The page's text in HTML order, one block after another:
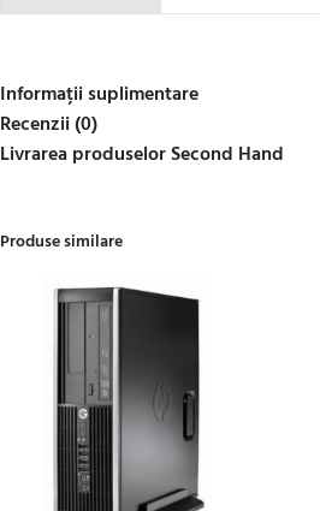
Informații suplimentare
Recenzii (0)
Livrarea produselor Second Hand
Produse similare